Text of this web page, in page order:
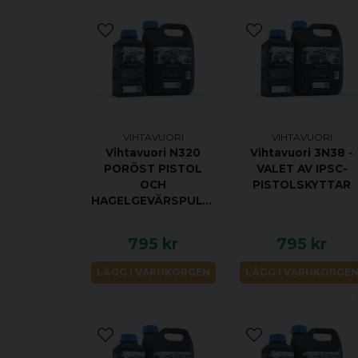
VIHTAVUORI
Vihtavuori N320
PORÖST PISTOL
OCH
HAGELGEVÄRSPULVER
795 kr
LÄGG I VARUKORGEN
VIHTAVUORI
Vihtavuori 3N38 -
VALET AV IPSC-
PISTOLSKYTTAR
795 kr
LÄGG I VARUKORGEN